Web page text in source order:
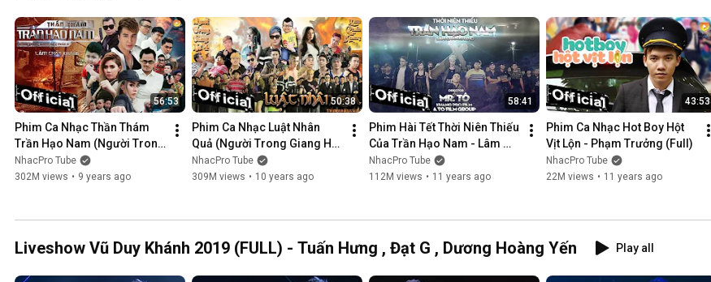
56:53
Phim Ca Nhạc Thần Thám
Trần Hạo Nam (Người Trong
Giang Hồ 5) - Lâm Chấn
Khang 2017
NhacPro Tube
302M views • 9 years ago
50:38
Phim Ca Nhạc Luật Nhân
Quả (Người Trong Giang Hồ
4) - Lâm Chấn Khang 2016
NhacPro Tube
309M views • 10 years ago
58:41
Phim Hài Tết Thời Niên Thiếu
Của Trần Hạo Nam - Lâm
Chấn Khang [Official]
NhacPro Tube
112M views • 11 years ago
43:53
Phim Ca Nhạc Hot Boy Hột
Vịt Lộn - Phạm Trưởng (Full)
NhacPro Tube
22M views • 11 years ago
Liveshow Vũ Duy Khánh 2019 (FULL) - Tuấn Hưng , Đạt G , Dương Hoàng Yến Play all